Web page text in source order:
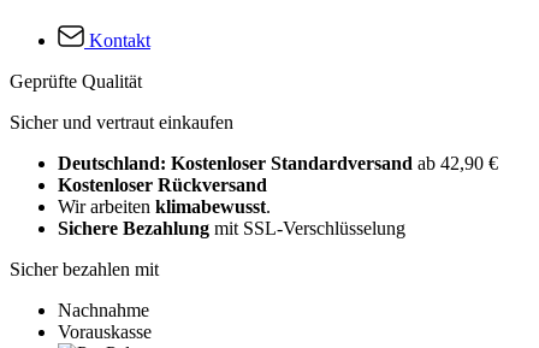
Kontakt
Geprüfte Qualität
Sicher und vertraut einkaufen
Deutschland: Kostenloser Standardversand ab 42,90 €
Kostenloser Rückversand
Wir arbeiten klimabewusst.
Sichere Bezahlung mit SSL-Verschlüsselung
Sicher bezahlen mit
Nachnahme
Vorauskasse